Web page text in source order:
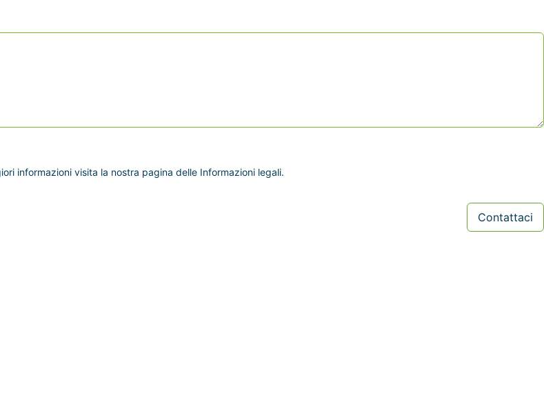
informazioni visita la nostra pagina delle Informazioni legali.